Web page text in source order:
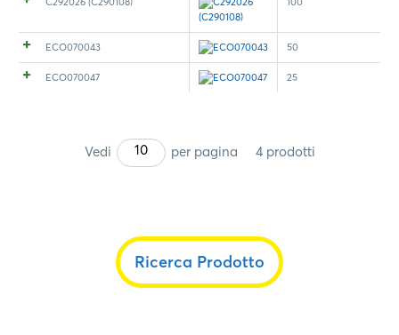
ECO070043 50
ECO070047 25
Vedi 10 per pagina 4 prodotti
Ricerca Prodotto